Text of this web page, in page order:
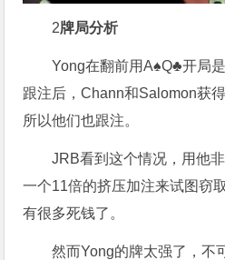
2牌局分析
Yong在翻前用A♠Q♣开局
跟注后，Chann和Salomon获
所以他们也跟注。
JRB看到这个情况，用他
一个11倍的挤压加注来试图窃
有很多死钱了。
然而Yong的牌太强了，不